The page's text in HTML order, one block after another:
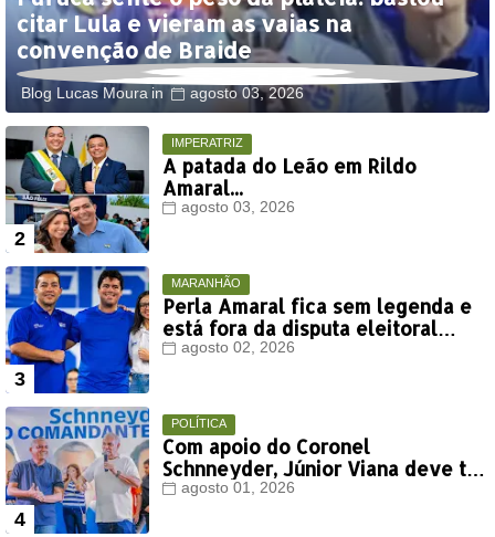
citar Lula e vieram as vaias na
convenção de Braide
Blog Lucas Moura agosto 03, 2026
IMPERATRIZ
A patada do Leão em Rildo
Amaral...
agosto 03, 2026
MARANHÃO
Perla Amaral fica sem legenda e
está fora da disputa eleitoral
deste ano
agosto 02, 2026
POLÍTICA
Com apoio do Coronel
Schnneyder, Júnior Viana deve ter
votação expressiva em Timon
agosto 01, 2026